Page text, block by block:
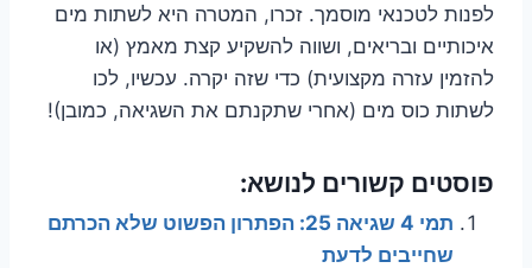
לפנות לטכנאי מוסמך. זכרו, המטרה היא לשתות מים
איכותיים ובריאים, ושווה להשקיע קצת מאמץ (או
להזמין עזרה מקצועית) כדי שזה יקרה. עכשיו, לכו
לשתות כוס מים (אחרי שתקנתם את השגיאה, כמובן)!
פוסטים קשורים לנושא:
תמי 4 שגיאה 25: הפתרון הפשוט שלא הכרתם
שחייבים לדעת